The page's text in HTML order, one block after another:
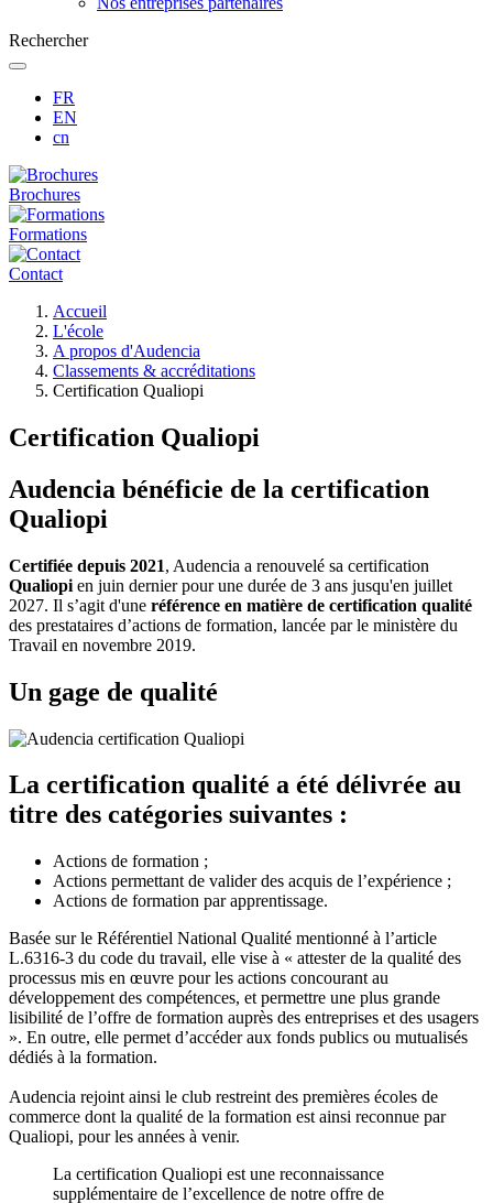
Rechercher
FR
EN
cn
Brochures
Formations
Contact
d'Ariane
Accueil
L'école
A propos d'Audencia
Classements & accréditations
Certification Qualiopi
Certification Qualiopi
Audencia bénéficie de la certification
Qualiopi
Certifiée depuis 2021, Audencia a renouvelé sa certification
Qualiopi en juin dernier pour une durée de 3 ans jusqu'en juillet
2027. Il s’agit d'une référence en matière de certification qualité
des prestataires d’actions de formation, lancée par le ministère du
Travail en novembre 2019.
Un gage de qualité
La certification qualité a été délivrée au
titre des catégories suivantes :
Actions de formation ;
Actions permettant de valider des acquis de l’expérience ;
Actions de formation par apprentissage.
Basée sur le Référentiel National Qualité mentionné à l’article
L.6316-3 du code du travail, elle vise à « attester de la qualité des
processus mis en œuvre pour les actions concourant au
développement des compétences, et permettre une plus grande
lisibilité de l’offre de formation auprès des entreprises et des usagers
». En outre, elle permet d’accéder aux fonds publics ou mutualisés
dédiés à la formation.
Audencia rejoint ainsi le club restreint des premières écoles de
commerce dont la qualité de la formation est ainsi reconnue par
Qualiopi, pour les années à venir.
La certification Qualiopi est une reconnaissance
supplémentaire de l’excellence de notre offre de